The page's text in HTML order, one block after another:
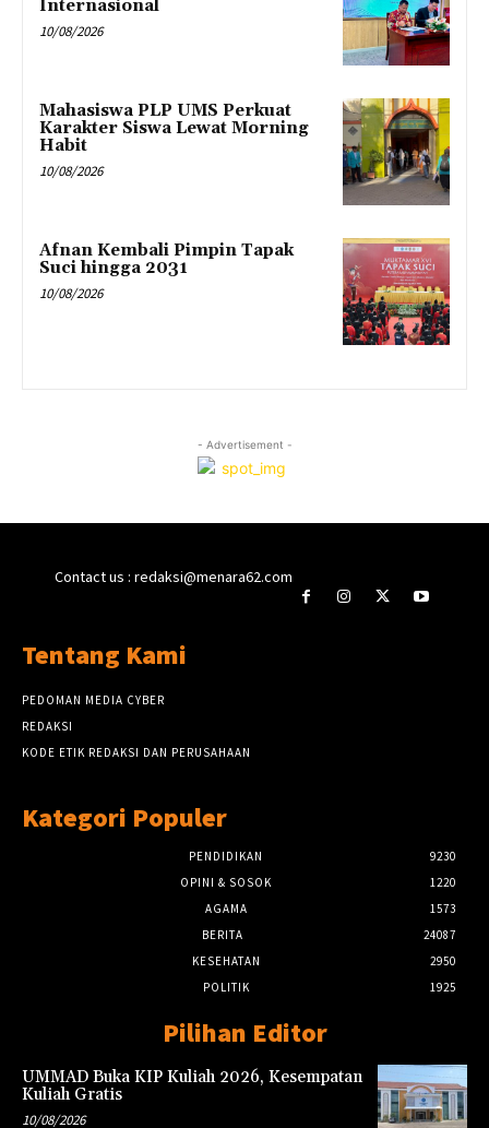
Internasional
10/08/2026
Mahasiswa PLP UMS Perkuat
Karakter Siswa Lewat Morning
Habit
10/08/2026
Afnan Kembali Pimpin Tapak
Suci hingga 2031
10/08/2026
- Advertisement -
Contact us : redaksi@menara62.com
Tentang Kami
PEDOMAN MEDIA CYBER
REDAKSI
KODE ETIK REDAKSI DAN PERUSAHAAN
Kategori Populer
PENDIDIKAN
9230
OPINI & SOSOK
1220
AGAMA
1573
BERITA
24087
KESEHATAN
2950
POLITIK
1925
Pilihan Editor
UMMAD Buka KIP Kuliah 2026, Kesempatan
Kuliah Gratis
10/08/2026